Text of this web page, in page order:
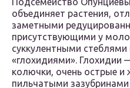
объединяет растения,
заметными
присутствующими у
суккулентными
«глохидиями». Глохидии
колючки, очень острые и
пильчатыми